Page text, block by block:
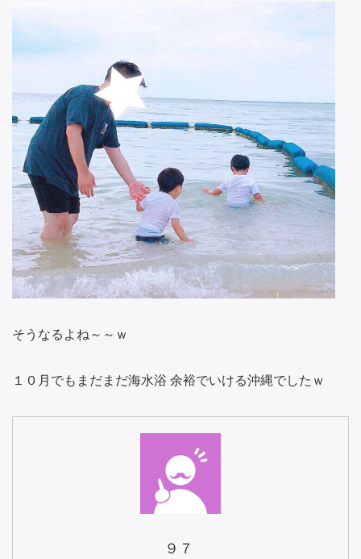
そうなるよね～～ｗ
１０月でもまだまだ海水浴 余裕でいける沖縄でしたｗ
９７